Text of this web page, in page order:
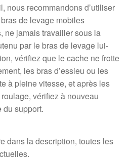
nous recommandons d’utiliser
de levage mobiles
ne jamais travailler sous la
par le bras de levage lui-
vérifiez que le cache ne frotte
les bras d’essieu ou les
à pleine vitesse, et après les
vérifiez à nouveau
du support.
dans la description, toutes les